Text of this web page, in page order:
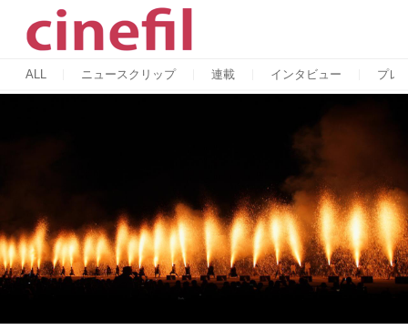
ALL ニュースクリップ 連載 インタビュー プレ